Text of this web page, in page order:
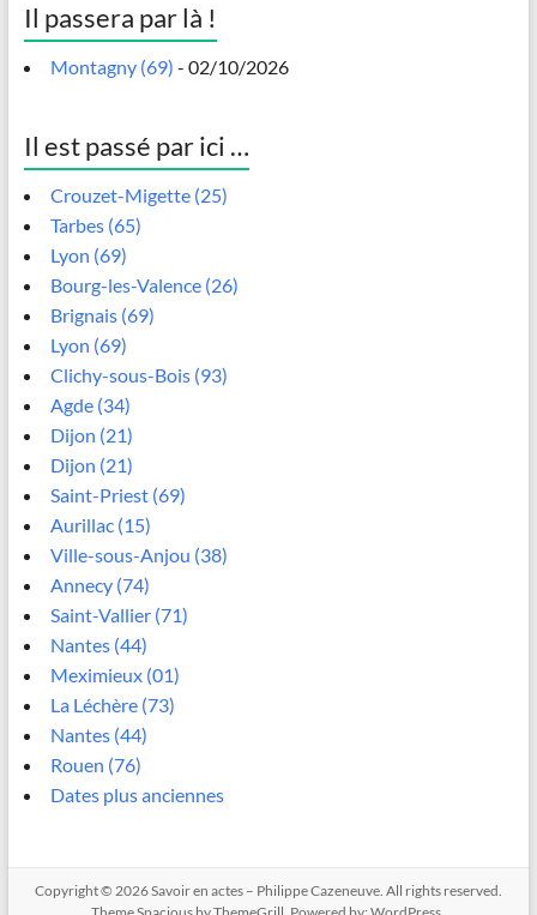
Il passera par là !
Montagny (69) - 02/10/2026
Il est passé par ici …
Crouzet-Migette (25)
Tarbes (65)
Lyon (69)
Bourg-les-Valence (26)
Brignais (69)
Lyon (69)
Clichy-sous-Bois (93)
Agde (34)
Dijon (21)
Dijon (21)
Saint-Priest (69)
Aurillac (15)
Ville-sous-Anjou (38)
Annecy (74)
Saint-Vallier (71)
Nantes (44)
Meximieux (01)
La Léchère (73)
Nantes (44)
Rouen (76)
Dates plus anciennes
Copyright © 2026Savoir en actes – Philippe Cazeneuve. All rights reserved.